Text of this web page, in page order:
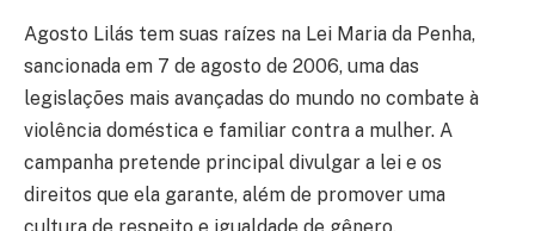
Agosto Lilás tem suas raízes na Lei Maria da Penha,
sancionada em 7 de agosto de 2006, uma das
legislações mais avançadas do mundo no combate à
violência doméstica e familiar contra a mulher. A
campanha pretende principal divulgar a lei e os
direitos que ela garante, além de promover uma